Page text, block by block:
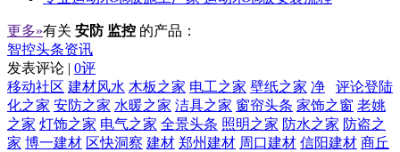
更多»有关 安防 监控 的产品：
智控头条资讯
发表评论 | 0评
评论登陆
移动社区 建材风水 木板之家 电工之家 壁纸之家 净
化之家 安防之家 水暖之家 洁具之家 窗帘头条 家饰之窗 老姚
之家 灯饰之家 电气之家 全景头条 照明之家 防水之家 防盗之
家 博一建材 区快洞察 建材 郑州建材 周口建材 信阳建材 商丘